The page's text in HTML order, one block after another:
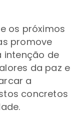
os próximos
promove
intenção de
da paz e
a
concretos